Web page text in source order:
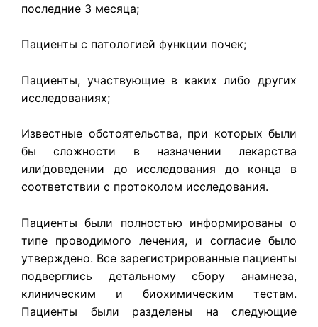
последние 3 месяца;
Пациенты с патологией функции почек;
Пациенты, участвующие в каких либо других
исследованиях;
Известные обстоятельства, при которых были
бы сложности в на­значении лекарства
или’доведении до исследования до конца в
соответ­ствии с протоколом исследования.
Пациенты были полностью информированы о
типе проводимого ле­чения, и согласие было
утверждено. Все зарегистрированные пациенты
подверглись детальному сбору анамнеза,
клиническим и биохимическим тестам.
Пациенты были разделены на следующие